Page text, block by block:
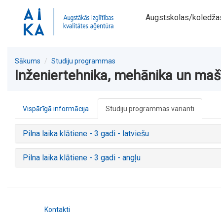
Augstskolas/
Sākums Studiju programmas
Inženiertehnika, mehānika un
Vispārīgā informācija Studiju programmas varianti
Pilna laika klātiene - 3 gadi - latviešu
Pilna laika klātiene - 3 gadi - angļu
Kontakti